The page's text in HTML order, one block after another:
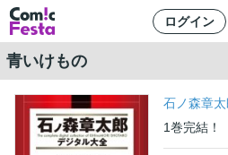
ログイン
青いけもの
石ノ森章太
1巻完結！